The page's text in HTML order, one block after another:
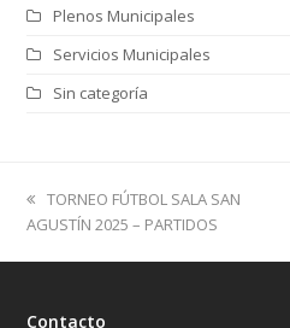
Plenos Municipales
Servicios Municipales
Sin categoría
previous
post:
TORNEO FÚTBOL SALA SAN
AGUSTÍN 2025 – PARTIDOS
Contacto